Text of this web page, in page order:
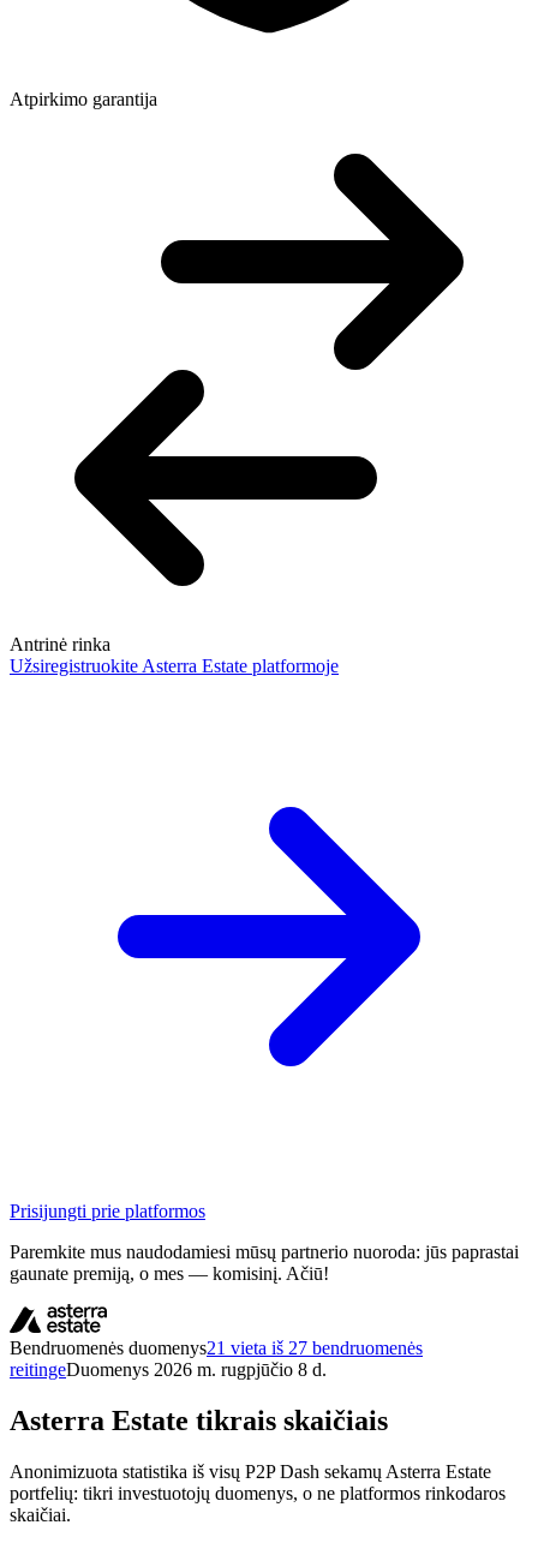
Atpirkimo garantija
Antrinė rinka
Užsiregistruokite Asterra Estate platformoje
Prisijungti prie platformos
Paremkite mus naudodamiesi mūsų partnerio nuoroda: jūs paprastai
gaunate premiją, o mes — komisinį. Ačiū!
Bendruomenės duomenys21 vieta iš 27 bendruomenės
reitingeDuomenys 2026 m. rugpjūčio 8 d.
Asterra Estate tikrais skaičiais
Anonimizuota statistika iš visų P2P Dash sekamų Asterra Estate
portfelių: tikri investuotojų duomenys, o ne platformos rinkodaros
skaičiai.